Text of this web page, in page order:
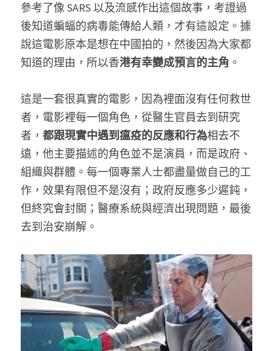
參考了像 SARS 以及流感作出這個故事，考證過
後知道蝙蝠的病毒能傳給人類，才有這設定。據
說這電影原本是想在中國拍的，然後因為大家都
知道的理由，所以香港有幸變成預言的主角 。
這是一套很真實的電影，因為裡面沒有任何救世
者，電影裡每一個角色，從醫生官員去到研究
者， 都跟現實中遇到瘟疫的反應和行為相去不
遠，他主要描述的角色並不是演員，而是政府、
組織與群體。每一個專業人士都盡量做自己的工
作，效果有限但不是沒有；政府反應多少遲鈍，
但終究會封關；醫療系統與經濟出現問題，最後
去到治安崩解。